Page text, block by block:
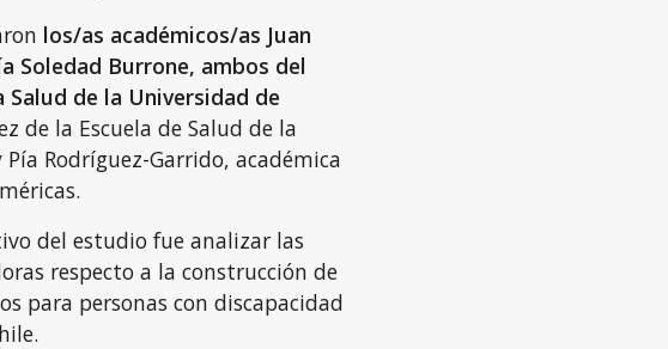
los/as académicos/as Juan
Soledad Burrone, ambos del
de la Universidad de
de la Escuela de Salud de la
Rodríguez-Garrido, académica
del estudio fue analizar las
respecto a la construcción de
para personas con discapacidad